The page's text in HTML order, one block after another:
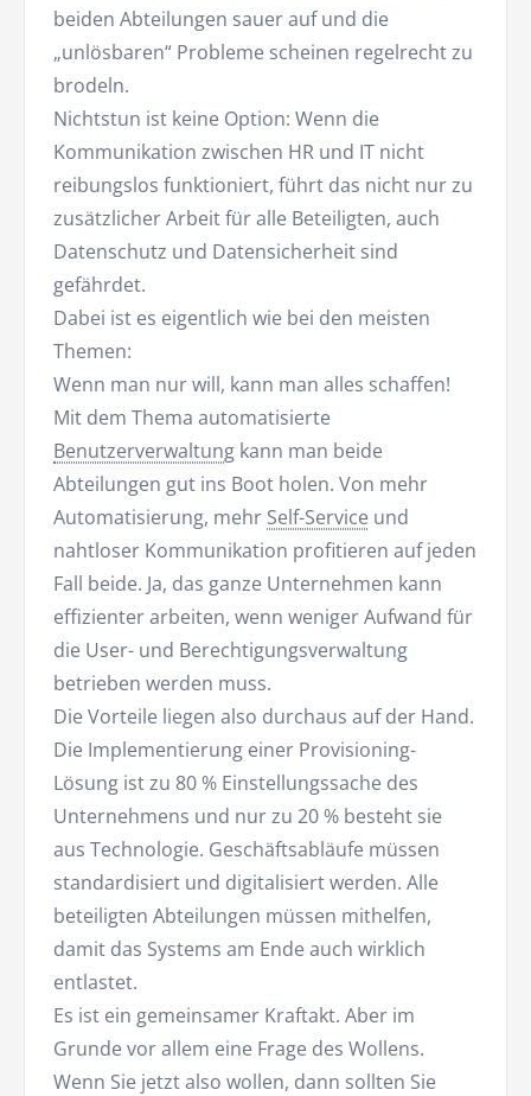
beiden Abteilungen sauer auf und die
„unlösbaren“ Probleme scheinen regelrecht zu
brodeln.
Nichtstun ist keine Option: Wenn die
Kommunikation zwischen HR und IT nicht
reibungslos funktioniert, führt das nicht nur zu
zusätzlicher Arbeit für alle Beteiligten, auch
Datenschutz und Datensicherheit sind
gefährdet.
Dabei ist es eigentlich wie bei den meisten
Themen:
Wenn man nur will, kann man alles schaffen!
Mit dem Thema automatisierte
Benutzerverwaltung kann man beide
Abteilungen gut ins Boot holen. Von mehr
Automatisierung, mehr Self-Service und
nahtloser Kommunikation profitieren auf jeden
Fall beide. Ja, das ganze Unternehmen kann
effizienter arbeiten, wenn weniger Aufwand für
die User- und Berechtigungsverwaltung
betrieben werden muss.
Die Vorteile liegen also durchaus auf der Hand.
Die Implementierung einer Provisioning-
Lösung ist zu 80 % Einstellungssache des
Unternehmens und nur zu 20 % besteht sie
aus Technologie. Geschäftsabläufe müssen
standardisiert und digitalisiert werden. Alle
beteiligten Abteilungen müssen mithelfen,
damit das Systems am Ende auch wirklich
entlastet.
Es ist ein gemeinsamer Kraftakt. Aber im
Grunde vor allem eine Frage des Wollens.
Wenn Sie jetzt also wollen, dann sollten Sie